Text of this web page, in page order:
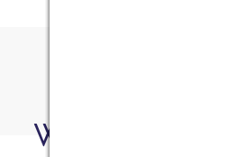
Wer hat's